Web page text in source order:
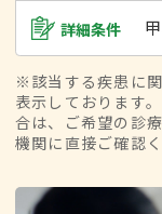
詳細条件
※該当する疾患に
表示しております
合は、ご希望の診
機関に直接ご確認く